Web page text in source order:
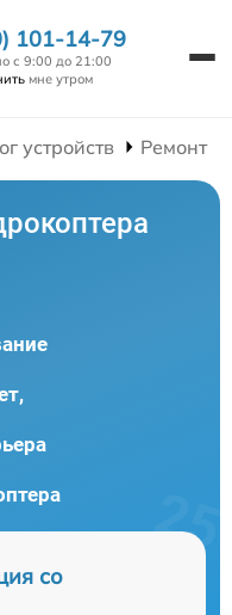
101-14-79
с 9:00 до 21:00
мне утром
устройств Ремонт
со